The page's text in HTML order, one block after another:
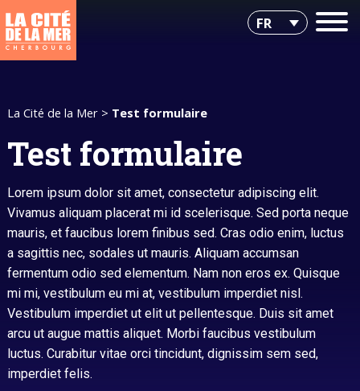
FR
La Cité de la Mer> Test formulaire
Test formulaire
Lorem ipsum dolor sit amet, consectetur adipiscing elit.
Vivamus aliquam placerat mi id scelerisque. Sed porta neque
mauris, et faucibus lorem finibus sed. Cras odio enim, luctus
a sagittis nec, sodales ut mauris. Aliquam accumsan
fermentum odio sed elementum. Nam non eros ex. Quisque
mi mi, vestibulum eu mi at, vestibulum imperdiet nisl.
Vestibulum imperdiet ut elit ut pellentesque. Duis sit amet
arcu ut augue mattis aliquet. Morbi faucibus vestibulum
luctus. Curabitur vitae orci tincidunt, dignissim sem sed,
imperdiet felis.